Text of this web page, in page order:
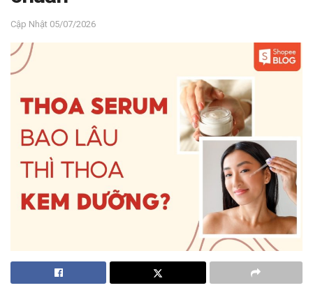
05/07/2026